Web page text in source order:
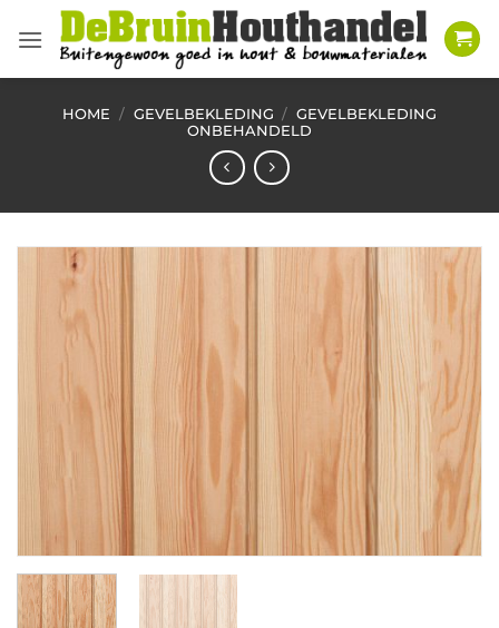
naar
HOME / GEVELBEKLEDING / GEVELBEKLEDING
ONBEHANDELD